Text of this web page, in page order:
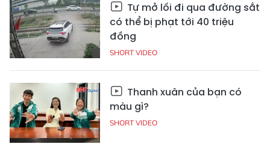
Tự mở lối đi qua đường sắt
có thể bị phạt tới 40 triệu
đồng
SHORT VIDEO
Thanh xuân của bạn có
màu gì?
SHORT VIDEO